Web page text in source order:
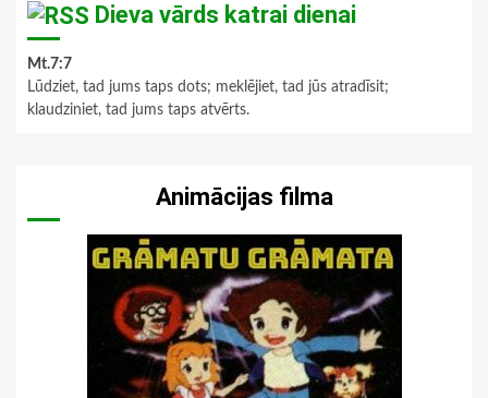
Dieva vārds katrai dienai
Mt.7:7
Lūdziet, tad jums taps dots; meklējiet, tad jūs atradīsit;
klaudziniet, tad jums taps atvērts.
Animācijas filma